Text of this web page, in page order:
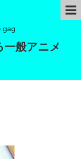
gag
一般アニメ